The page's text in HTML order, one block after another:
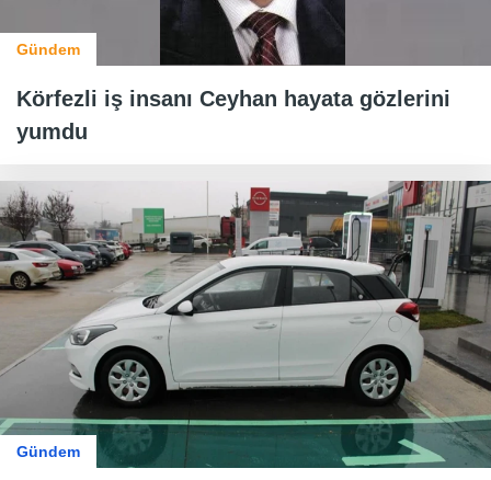
Gündem
Körfezli iş insanı Ceyhan hayata gözlerini
yumdu
Gündem